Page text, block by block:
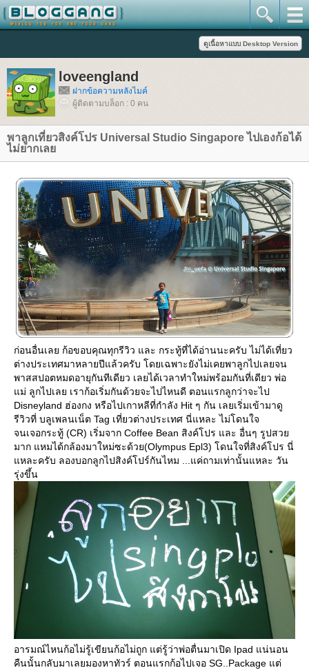
loveengland
ฝากข้อความหลังไมค์
ผู้ติดตามบล็อก : 0 คน
พาลูกเที่ยวสิงค์โปร Universal Studio Singapore ไปเองก้อได้
ไม่ยากเล
ก่อนอื่นเลย ก้อขอบคุณทุกรีวิว และ กระทู้ที่ได้อ่านนะครับ ไม่ได้เที่ยว
ต่างประเทศมาหลายปีแล้วครับ โดยเฉพาะยังไม่เคยพาลูกไปเลยจน
พาสสปอตหมดอายุกันทีเดียว เลยได้เวลาทำใหม่พร้อมกันที่เดียว พ่อ
ม่ ลูกไปเลย เราก้อเริ่มกันด้วยจะไปไหนดี ตอนแรกลูกว่าจะไป
Disneyland ฮ่องกง หรือไปเกาหลีที่กำลัง Hit ๆ กัน เลยเริ่มเข้ามาดู
รีวิวที่ บลูเพลนเน็ต Tag เที่ยวต่างประเทศ นี่แหละ ไม่โดนใจ
จนเจอกระทู้ (CR) เริ่มจาก Coffee Bean สิงค์โปร และ อื่นๆ รูปสว
มาก แหมได้กล้องมาใหม่ซะด้วย(Olympus Epl3) โดนใจที่สิงค์โปร นี่
หละครับ ลองบอกลูกไปสิงค์โปร์กันไหม ...แค่ถามเท่านั้นแหละ วัน
รุ่งขึ้น
อารมณ์ไหนก้อไม่รู้เขียนก้อไม่ถูก แต่รู้ว่าพ่อตื่นมาเปิด Ipad แน่นอน
คืนนั้นกลับมาเลยมองหาทัวร์ ตอนแรกก้อไปเจอ SG..Package แต่